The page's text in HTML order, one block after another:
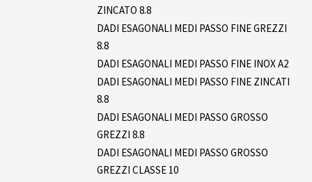
ZINCATO 8.8
DADI ESAGONALI MEDI PASSO FINE GREZZI
8.8
DADI ESAGONALI MEDI PASSO FINE INOX A2
DADI ESAGONALI MEDI PASSO FINE ZINCATI
8.8
DADI ESAGONALI MEDI PASSO GROSSO
GREZZI 8.8
DADI ESAGONALI MEDI PASSO GROSSO
GREZZI CLASSE 10